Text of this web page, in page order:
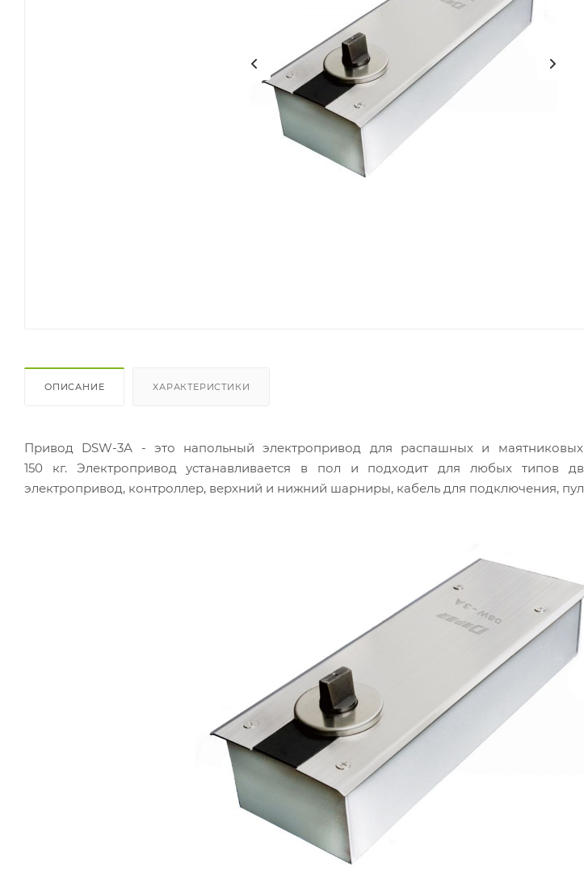
ОПИСАНИЕ ХАРАКТЕРИСТИКИ
Привод DSW-3А - это напольный электропривод для распашных и
150 кг. Электропривод устанавливается в пол и подходит для любых типов
электропривод, контроллер, верхний и нижний шарниры, кабель для подключения,